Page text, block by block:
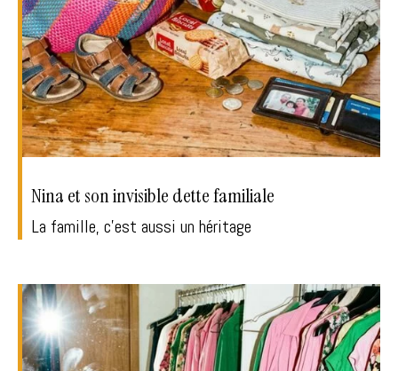
Nina et son invisible dette familiale
La famille, c'est aussi un héritage